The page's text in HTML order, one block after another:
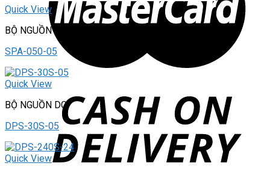
Quick View
BỘ NGUỒN DC
SPA-050-05
Quick View
BỘ NGUỒN DC
DPS-30S-05
Quick View